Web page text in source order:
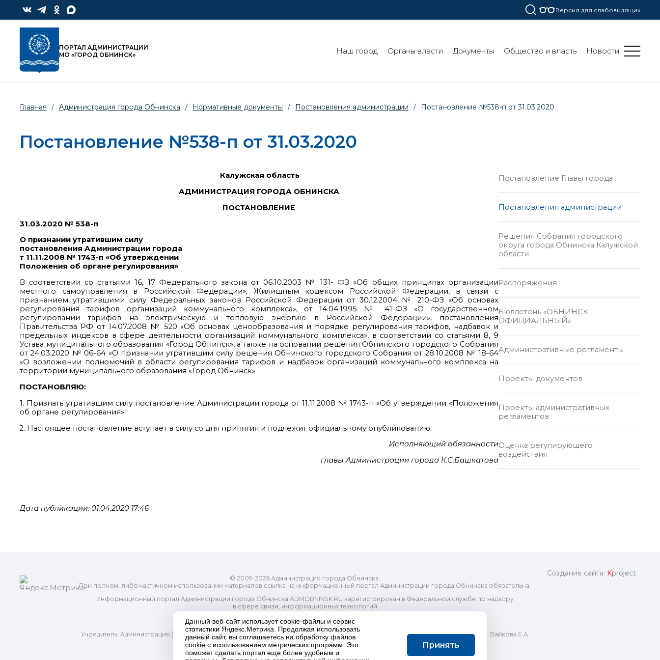
Версия для слабовидящих
ПОРТАЛ АДМИНИСТРАЦИИ
МО «ГОРОД ОБНИНСК»
Наш город Органы власти Документы Общество и власть Новости
Главная / Администрация города Обнинска / Нормативные документы / Постановления администрации / Постановление №538-п от 31.03.2020
Постановление №538-п от 31.03.2020
Калужская область
АДМИНИСТРАЦИЯ ГОРОДА ОБНИНСКА
ПОСТАНОВЛЕНИЕ
31.03.2020 № 538-п
О признании утратившим силу
постановления Администрации города
т 11.11.2008 № 1743-п «Об утверждении
Положения об органе регулирования»
В соответствии со статьями 16, 17 Федерального закона от 06.10.2003 № 131- ФЗ «Об общих принципах организации
местного самоуправления в Российской Федерации», Жилищным кодексом Российской Федерации, в связи с
признанием утратившими силу Федеральных законов Российской Федерации от 30.12.2004 № 210-ФЗ «Об основах
регулирования тарифов организаций коммунального комплекса», от 14.04.1995 № 41-ФЗ «О государственном
регулировании тарифов на электрическую и тепловую энергию в Российской Федерации», постановления
Правительства РФ от 14.07.2008 № 520 «Об основах ценообразования и порядке регулирования тарифов, надбавок и
предельных индексов в сфере деятельности организаций коммунального комплекса», в соответствии со статьями 8, 9
Устава муниципального образования «Город Обнинск», а также на основании решения Обнинского городского Собрания
от 24.03.2020 № 06-64 «О признании утратившим силу решения Обнинского городского Собрания от 28.10.2008 № 18-64
«О возложении полномочий в области регулирования тарифов и надбавок организаций коммунального комплекса на
территории муниципального образования «Город Обнинск»
ПОСТАНОВЛЯЮ:
1. Признать утратившим силу постановление Администрации города от 11.11.2008 № 1743-п «Об утверждении «Положения
об органе регулирования».
2. Настоящее постановление вступает в силу со дня принятия и подлежит официальному опубликованию.
Исполняющий обязанности
главы Администрации города К.С.Башкатова
Дата публикации: 01.04.2020 17:46
Постановление Главы города
Постановления администрации
Решения Собрания городского
округа города Обнинска Калужской
области
Распоряжения
Бюллетень «ОБНИНСК
ОФИЦИАЛЬНЫЙ»
Административные регламенты
Проекты документов
Проекты административных
регламентов
Оценка регулирующего
воздействия
© 2009-2026 Администрация города Обнинска.
При полном, либо частичном использовании материалов ссылка на информационный портал Администрации города Обнинска обязательна.
Информационный портал Администрации города Обнинска ADMOBNINSK.RU зарегистрирован в Федеральной службе по надзору
в сфере связи, информационных технологий
Свидетельство о регистрации Эл № ФС77-73321
Учредитель: Администрация (исполнительно-распорядительный орган) городского округа "Город Обнинск". Главный редактор: Байкова Е.А.
Адрес электронной почты Редакции: redactor@admobninsk.ru
Телефон Редакции: +7 (484) 395-85-85
Настоящий ресурс содержит материалы 18+
Создание сайта: Kproject
Данный веб-сайт использует cookie-файлы и сервис
статистики Яндекс.Метрика. Продолжая использовать
данный сайт, вы соглашаетесь на обработку файлов
cookie с использованием метрических программ. Это
поможет сделать портал еще более удобным и
Принять